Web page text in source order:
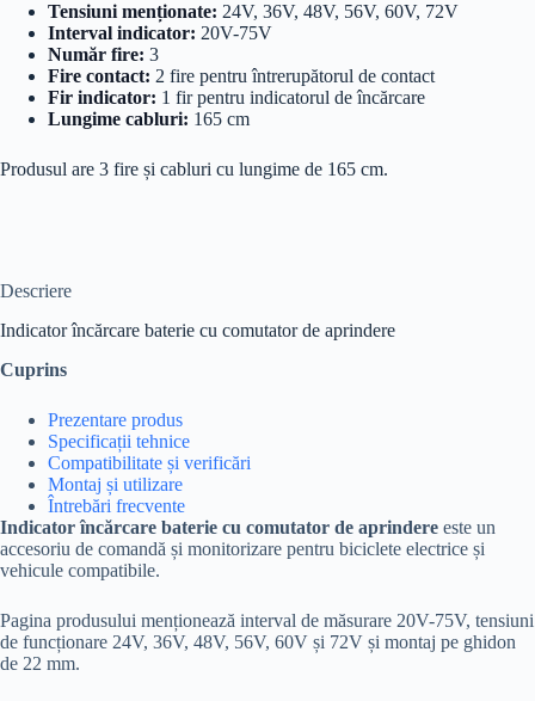
Tensiuni menționate: 24V, 36V, 48V, 56V, 60V, 72V
Interval indicator: 20V-75V
Număr fire: 3
Fire contact: 2 fire pentru întrerupătorul de contact
Fir indicator: 1 fir pentru indicatorul de încărcare
Lungime cabluri: 165 cm
Produsul are 3 fire și cabluri cu lungime de 165 cm.
Descriere
Indicator încărcare baterie cu comutator de aprindere
Cuprins
Prezentare produs
Specificații tehnice
Compatibilitate și verificări
Montaj și utilizare
Întrebări frecvente
Indicator încărcare baterie cu comutator de aprindere este un
accesoriu de comandă și monitorizare pentru biciclete electrice și
vehicule compatibile.
Pagina produsului menționează interval de măsurare 20V-75V, tensiuni
de funcționare 24V, 36V, 48V, 56V, 60V și 72V și montaj pe ghidon
de 22 mm.